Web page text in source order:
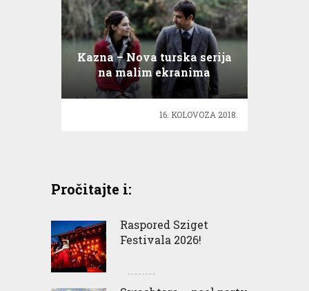
Kazna – Nova turska serija
na malim ekranima
16. KOLOVOZA 2018.
Pročitajte i:
Raspored Sziget
Festivala 2026!